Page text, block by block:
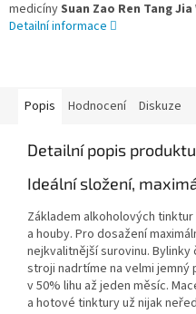
medicínySuan Zao Ren Tang Jia
Detailní informace
Popis Hodnocení Diskuze
Detailní popis produktu
Ideální složení,
Základem alkoholových
a houby. Pro dosažení
nejkvalitnější surovinu.
stroji nadrtíme na velmi jemný
v 50% lihu až jeden měsíc.
a hotové tinktury už nijak